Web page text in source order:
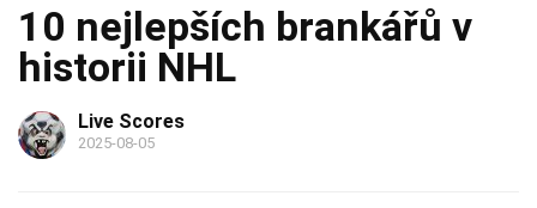
10 nejlepších brankářů v
historii NHL
Live Scores
2025-08-05